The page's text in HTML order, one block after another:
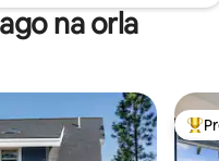
na orla